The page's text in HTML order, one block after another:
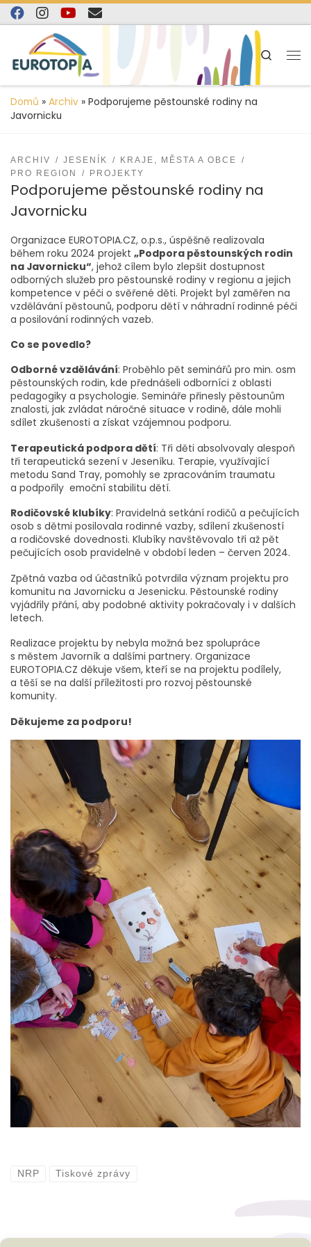
content
Skip to content
Search
Domů » Archiv » Podporujeme pěstounské rodiny na
Javornicku
ARCHIV JESENÍK
KRAJE, MĚSTA A OBCE
PRO REGION
PROJEKTY
Podporujeme pěstounské rodiny na
Javornicku
Organizace EUROTOPIA.CZ, o.p.s., úspěšně realizovala
během roku 2024 projekt „Podpora pěstounských rodin
na Javornicku“, jehož cílem bylo zlepšit dostupnost
odborných služeb pro pěstounské rodiny v regionu a jejich
kompetence v péči o svěřené děti. Projekt byl zaměřen na
vzdělávání pěstounů, podporu dětí v náhradní rodinné péči
a posilování rodinných vazeb.
Co se povedlo?
Odborné vzdělávání: Proběhlo pět seminářů pro min. osm
pěstounských rodin, kde přednášeli odborníci z oblasti
pedagogiky a psychologie. Semináře přinesly pěstounům
znalosti, jak zvládat náročné situace v rodině, dále mohli
sdílet zkušenosti a získat vzájemnou podporu.
Terapeutická podpora dětí: Tři děti absolvovaly alespoň
tři terapeutická sezení v Jeseníku. Terapie, využívající
metodu Sand Tray, pomohly se zpracováním traumatu
a podpořily emoční stabilitu dětí.
Rodičovské klubíky: Pravidelná setkání rodičů a pečujících
osob s dětmi posilovala rodinné vazby, sdílení zkušeností
a rodičovské dovednosti. Klubíky navštěvovalo tři až pět
pečujících osob pravidelně v období leden – červen 2024.
Zpětná vazba od účastníků potvrdila význam projektu pro
komunitu na Javornicku a Jesenicku. Pěstounské rodiny
vyjádřily přání, aby podobné aktivity pokračovaly i v dalších
letech.
Realizace projektu by nebyla možná bez spolupráce
s městem Javorník a dalšími partnery. Organizace
EUROTOPIA.CZ děkuje všem, kteří se na projektu podílely,
a těší se na další příležitosti pro rozvoj pěstounské
komunity.
Děkujeme za podporu!
NRP Tiskové zprávy